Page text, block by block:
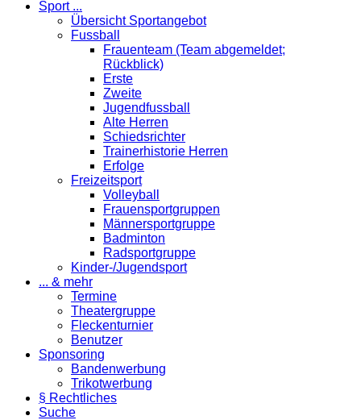
Sport ...
Übersicht Sportangebot
Fussball
Frauenteam (Team abgemeldet;
Rückblick)
Erste
Zweite
Jugendfussball
Alte Herren
Schiedsrichter
Trainerhistorie Herren
Erfolge
Freizeitsport
Volleyball
Frauensportgruppen
Männersportgruppe
Badminton
Radsportgruppe
Kinder-/Jugendsport
... & mehr
Termine
Theatergruppe
Fleckenturnier
Benutzer
Sponsoring
Bandenwerbung
Trikotwerbung
§ Rechtliches
Suche